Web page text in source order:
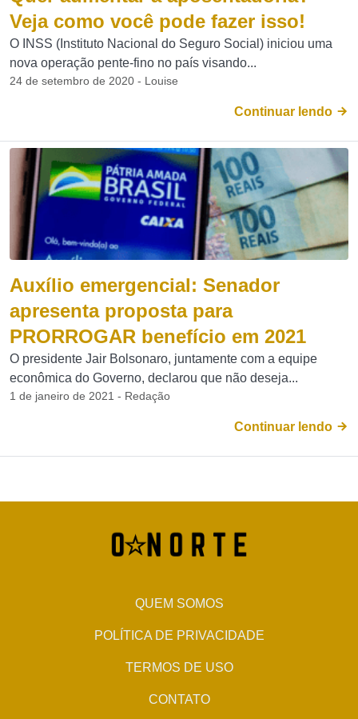
Veja como você pode fazer isso!
O INSS (Instituto Nacional do Seguro Social) iniciou uma
nova operação pente-fino no país visando...
24 de setembro de 2020 - Louise
Continuar lendo
Auxílio emergencial: Senador
apresenta proposta para
PRORROGAR benefício em 2021
O presidente Jair Bolsonaro, juntamente com a equipe
econômica do Governo, declarou que não deseja...
1 de janeiro de 2021 - Redação
Continuar lendo
QUEM SOMOS
POLÍTICA DE PRIVACIDADE
TERMOS DE USO
CONTATO